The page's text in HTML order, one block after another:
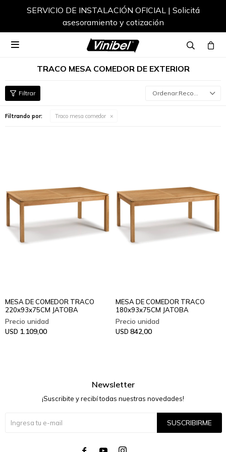
SERVICIO DE INSTALACIÓN OFICIAL | Solicitá
asesoramiento y cotización

TRACO MESA COMEDOR DE EXTERIOR
Recomendados
Filtrando por: Traco mesa comedor
MESA DE COMEDOR TRACO
220x93x75CM JATOBA
USD 1.109,00
MESA DE COMEDOR TRACO
180x93x75CM JATOBA
USD 842,00
Newsletter
¡Suscribite y recibí todas nuestras novedades!
SUSCRIBIRME
  